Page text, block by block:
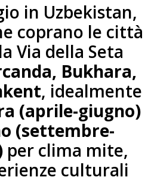
in Uzbekistan,
coprano le città
Via della Seta
Bukhara,
, idealmente
(aprile-giugno)
(settembre-
per clima mite,
culturali